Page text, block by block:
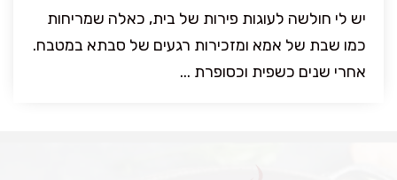
יש לי חולשה לעוגות פירות של בית, כאלה שמריחות
כמו שבת של אמא ומזכירות רגעים של סבתא במטבח.
אחרי שנים כשפית וכסופרת ...